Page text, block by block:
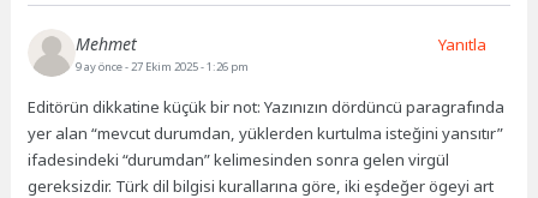
Mehmet
9 ay önce- 27 Ekim 2025 - 1:26 pm
Editörün dikkatine küçük bir not: Yazınızın dördüncü paragrafında
yer alan “mevcut durumdan, yüklerden kurtulma isteğini yansıtır”
ifadesindeki “durumdan” kelimesinden sonra gelen virgül
gereksizdir. Türk dil bilgisi kurallarına göre, iki eşdeğer ögeyi art
Yanıtla